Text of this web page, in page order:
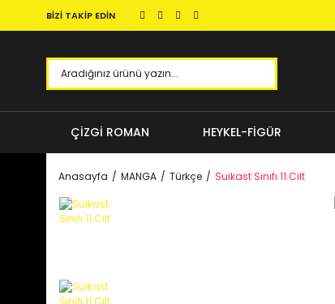
BİZİ TAKİP EDİN
ÇİZGİ ROMAN HEYKEL-FİGÜR
Anasayfa MANGA Türkçe Suikast Sınıfı 11.Cilt